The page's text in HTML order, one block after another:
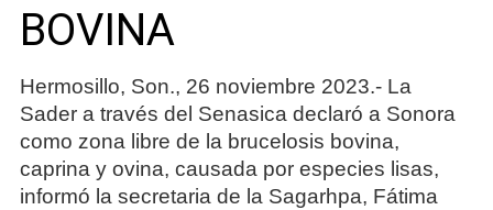
BOVINA
Hermosillo, Son., 26 noviembre 2023.- La
Sader a través del Senasica declaró a Sonora
como zona libre de la brucelosis bovina,
caprina y ovina, causada por especies lisas,
informó la secretaria de la Sagarhpa, Fátima